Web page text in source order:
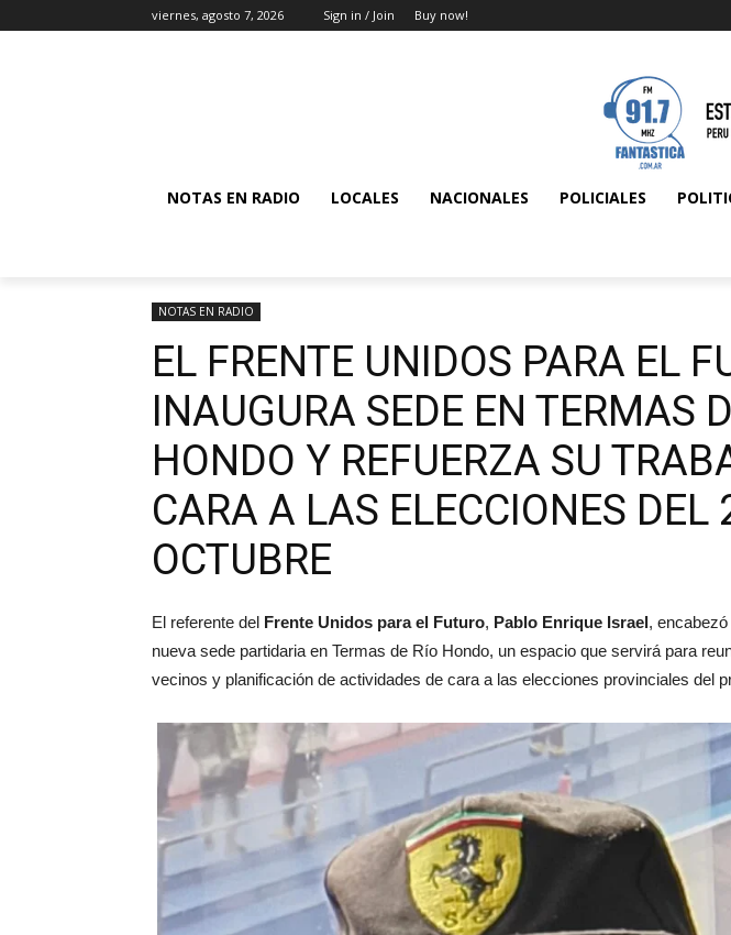
viernes, agosto 7, 2026 Sign in / Join Buy now!
NOTAS EN RADIO LOCALES NACIONALES POLICIALES
NOTAS EN RADIO
EL FRENTE UNIDOS PARA EL
INAUGURA SEDE EN TERMAS
HONDO Y REFUERZA SU
CARA A LAS ELECCIONES DEL
OCTUBRE
El referente del Frente Unidos para el Futuro, Pablo Enrique Israel,
nueva sede partidaria en Termas de Río Hondo, un espacio que servirá para
vecinos y planificación de actividades de cara a las elecciones provinciales del